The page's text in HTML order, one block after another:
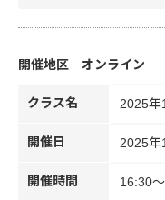
オンライン
クラス名 2025
開催日 2025年
開催時間 16:30